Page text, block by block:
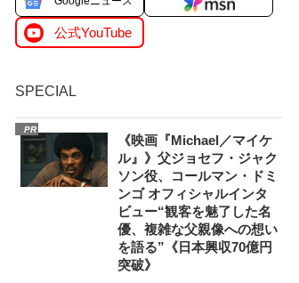
公式YouTube
SPECIAL
PR
《映画『Michael／マイケ
ル』》父ジョセフ・ジャク
ソン役、コールマン・ドミ
ンゴ オフィシャルインタ
ビュー“観客を魅了した名
優、複雑な父親像への想い
を語る”《日本興収70億円
突破》